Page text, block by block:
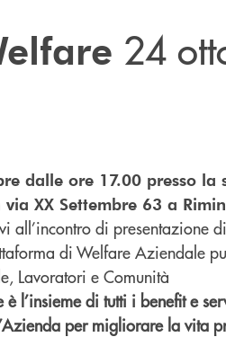
24
dalle ore 17.00 presso la
XX Settembre 63 a
all’incontro di presentazione
di Welfare Aziendale
Lavoratori e Comunità
l’insieme di tutti i benefit e
per migliorare la vita